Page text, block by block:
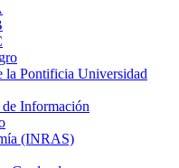
la Pontificia Universidad
Información
(INRAS)